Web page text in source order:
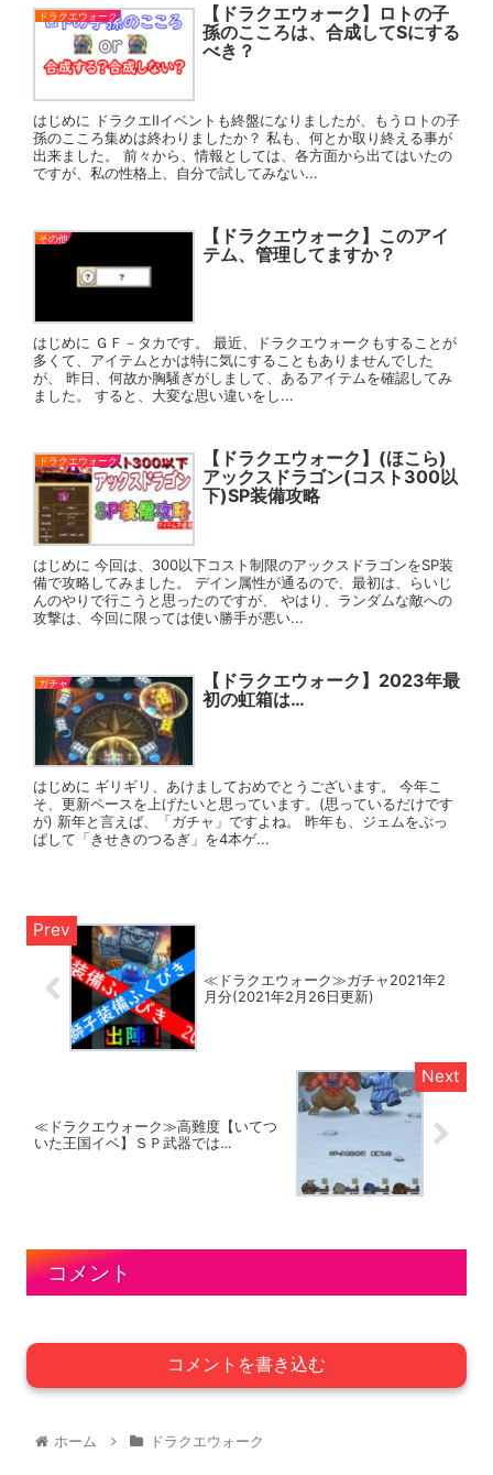
ドラクエウォーク
【ドラクエウォーク】ロトの子
孫のこころは、合成してSにする
べき？
はじめに ドラクエⅡイベントも終盤になりましたが、もうロトの子
孫のこころ集めは終わりましたか？ 私も、何とか取り終える事が
出来ました。 前々から、情報としては、各方面から出てはいたの
ですが、私の性格上、自分で試してみない...
その他
【ドラクエウォーク】このアイ
テム、管理してますか？
はじめに ＧＦ－タカです。 最近、ドラクエウォークもすることが
多くて、アイテムとかは特に気にすることもありませんでした
が、 昨日、何故か胸騒ぎがしまして、あるアイテムを確認してみ
ました。 すると、大変な思い違いをし...
ドラクエウォーク
【ドラクエウォーク】(ほこら)
アックスドラゴン(コスト300以
下)SP装備攻略
はじめに 今回は、300以下コスト制限のアックスドラゴンをSP装
備で攻略してみました。 デイン属性が通るので、最初は、らいじ
んのやりで行こうと思ったのですが、 やはり、ランダムな敵への
攻撃は、今回に限っては使い勝手が悪い...
ガチャ
【ドラクエウォーク】2023年最
初の虹箱は…
はじめに ギリギリ、あけましておめでとうございます。 今年こ
そ、更新ペースを上げたいと思っています。(思っているだけです
が) 新年と言えば、「ガチャ」ですよね。 昨年も、ジェムをぶっ
ぱして「きせきのつるぎ」を4本ゲ...
≪ドラクエウォーク≫ガチャ2021年2
月分(2021年2月26日更新)
≪ドラクエウォーク≫高難度【いてつ
いた王国イベ】ＳＰ武器では…
コメント
コメントを書き込む
ホーム ドラクエウォーク